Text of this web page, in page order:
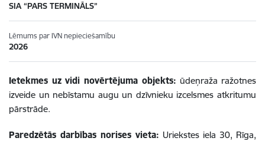
SIA “PARS TERMINĀLS”
Lēmums par IVN nepieciešamību
2026
Ietekmes uz vidi novērtējuma objekts: ūdeņraža ražotnes
izveide un nebīstamu augu un dzīvnieku izcelsmes atkritumu
pārstrāde.
Paredzētās darbības norises vieta: Uriekstes iela 30, Rīga,